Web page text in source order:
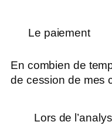
Le paiement
En combien de
de cession de mes
Lors de